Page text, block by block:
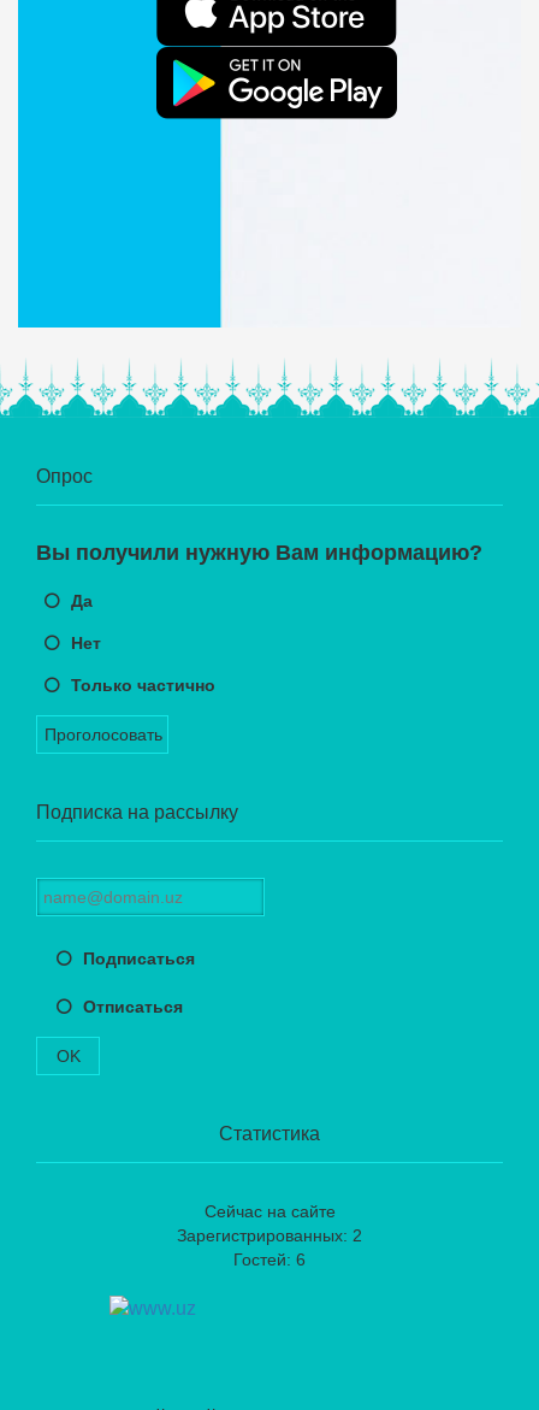
Опрос
Вы получили нужную Вам информацию?
Да
Нет
Только частично
Проголосовать
Подписка на рассылку
Подписаться
Отписаться
OK
Статистика
Сейчас на сайте
Зарегистрированных: 2
Гостей: 6